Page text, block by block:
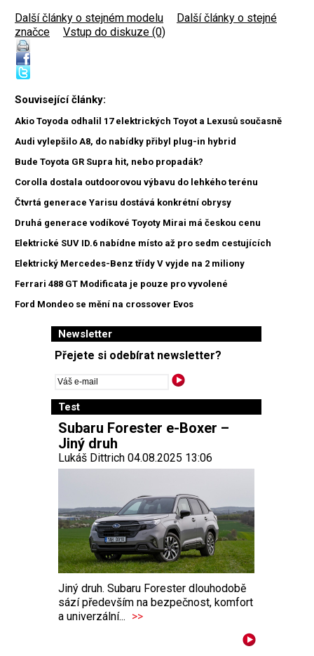
Další články o stejném modelu
Další články o stejné
značce
Vstup do diskuze (0)
Související články:
Akio Toyoda odhalil 17 elektrických Toyot a Lexusů současně
Audi vylepšilo A8, do nabídky přibyl plug-in hybrid
Bude Toyota GR Supra hit, nebo propadák?
Corolla dostala outdoorovou výbavu do lehkého terénu
Čtvrtá generace Yarisu dostává konkrétní obrysy
Druhá generace vodíkové Toyoty Mirai má českou cenu
Elektrické SUV ID.6 nabídne místo až pro sedm cestujících
Elektrický Mercedes-Benz třídy V vyjde na 2 miliony
Ferrari 488 GT Modificata je pouze pro vyvolené
Ford Mondeo se mění na crossover Evos
Newsletter
Přejete si odebírat newsletter?
Test
Subaru Forester e-Boxer –
Jiný druh
Lukáš Dittrich 04.08.2025 13:06
Jiný druh. Subaru Forester dlouhodobě
sází především na bezpečnost, komfort
a univerzální... >>